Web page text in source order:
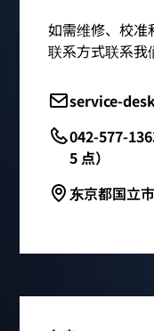
如需维修、校准
联系方式联系我
service-
042-577-
5 点）
东京都国立